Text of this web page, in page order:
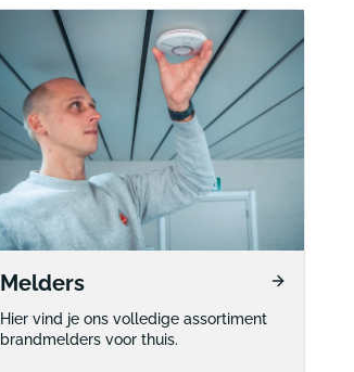
Melders
Hier vind je ons volledige assortiment
brandmelders voor thuis.